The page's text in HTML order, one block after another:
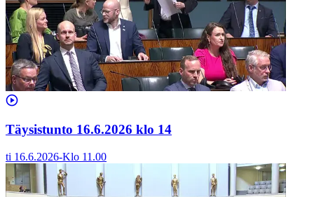
Täysistunto 16.6.2026 klo 14
ti 16.6.2026-Klo 11.00